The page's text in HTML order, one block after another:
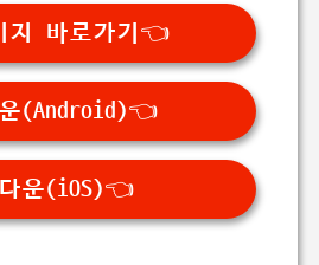
지 바로가기👈
(Android)👈
운(iOS)👈